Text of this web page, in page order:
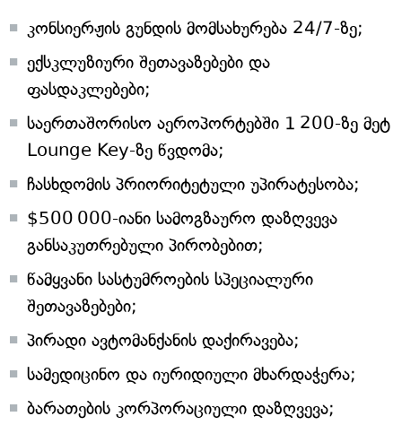
კონსიერჟის გუნდის მომსახურება 24/7-ზე;
ექსკლუზიური შეთავაზებები და
ფასდაკლებები;
საერთაშორისო აეროპორტებში 1 200-ზე მეტ
Lounge Key-ზე წვდომა;
ჩასხდომის პრიორიტეტული უპირატესობა;
$500 000-იანი სამოგზაურო დაზღვევა
განსაკუთრებული პირობებით;
წამყვანი სასტუმროების სპეციალური
შეთავაზებები;
პირადი ავტომანქანის დაქირავება;
სამედიცინო და იურიდიული მხარდაჭერა;
ბარათების კორპორაციული დაზღვევა;